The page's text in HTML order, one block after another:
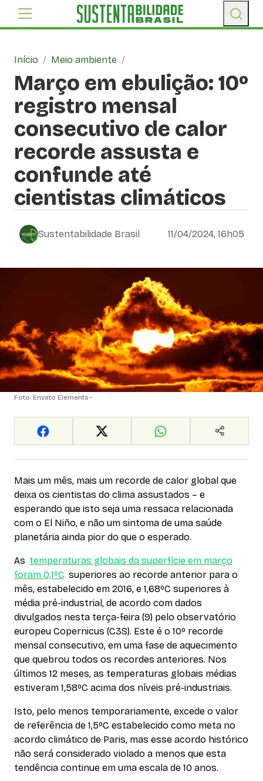
Início / Meio ambiente /
Março em ebulição: 10º
registro mensal
consecutivo de calor
recorde assusta e
confunde até
cientistas climáticos
Sustentabilidade Brasil 11/04/2024, 16h05
Foto: Envato Elements -
Mais um mês, mais um recorde de calor global que
deixa os cientistas do clima assustados – e
esperando que isto seja uma ressaca relacionada
com o El Niño, e não um sintoma de uma saúde
planetária ainda pior do que o esperado.
As temperaturas globais da superfície em março
foram 0,1ºC superiores ao recorde anterior para o
mês, estabelecido em 2016, e 1,68ºC superiores à
média pré-industrial, de acordo com dados
divulgados nesta terça-feira (9) pelo observatório
europeu Copernicus (C3S). Este é o 10º recorde
mensal consecutivo, em uma fase de aquecimento
que quebrou todos os recordes anteriores. Nos
últimos 12 meses, as temperaturas globais médias
estiveram 1,58ºC acima dos níveis pré-industriais.
Isto, pelo menos temporariamente, excede o valor
de referência de 1,5ºC estabelecido como meta no
acordo climático de Paris, mas esse acordo histórico
não será considerado violado a menos que esta
tendência continue em uma escala de 10 anos.